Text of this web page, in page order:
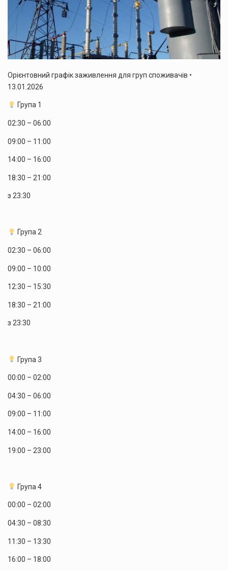
Орієнтовний графік заживлення для груп споживачів •
13.01.2026
Група 1
02:30 – 06:00
09:00 – 11:00
14:00 – 16:00
18:30 – 21:00
з 23:30
Група 2
02:30 – 06:00
09:00 – 10:00
12:30 – 15:30
18:30 – 21:00
з 23:30
Група 3
00:00 – 02:00
04:30 – 06:00
09:00 – 11:00
14:00 – 16:00
19:00 – 23:00
Група 4
00:00 – 02:00
04:30 – 08:30
11:30 – 13:30
16:00 – 18:00